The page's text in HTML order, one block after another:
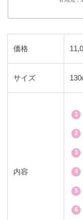
価格
サイズ
内容